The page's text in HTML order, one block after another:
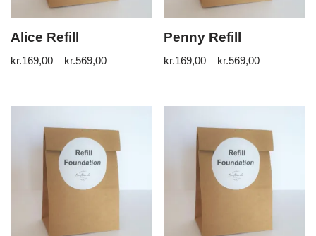
Alice Refill
kr.169,00 – kr.569,00
Penny Refill
kr.169,00 – kr.569,00